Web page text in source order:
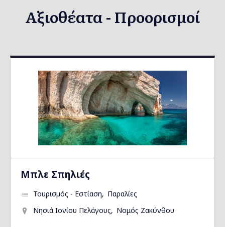
Αξιοθέατα - Προορισμοί
Μπλε Σπηλιές
Τουρισμός - Εστίαση
Παραλίες
Νησιά Ιονίου Πελάγους
Νομός Ζακύνθου